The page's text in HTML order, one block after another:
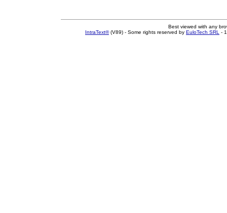
Best viewed with any
IntraText®(V89) - Some rights reserved by EuloTech SRL -